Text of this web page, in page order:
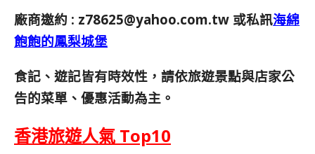
廠商邀約 : z78625@yahoo.com.tw 或私訊海綿
飽飽的鳳梨城堡
食記、遊記皆有時效性，請依旅遊景點與店家公
告的菜單、優惠活動為主。
香港旅遊人氣 Top10